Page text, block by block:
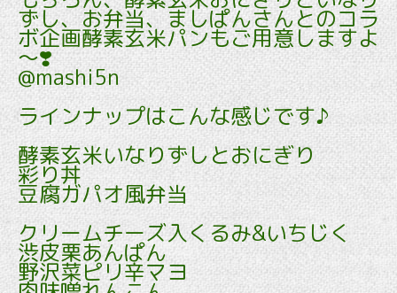
ずし、お弁当、ましぱんさんとのコラ
ボ企画酵素玄米パンもご用意しますよ
～❣️
@mashi5n
ラインナップはこんな感じです♪
酵素玄米いなりずしとおにぎり
彩り丼
豆腐ガパオ風弁当
クリームチーズ入くるみ&いちじく
渋皮栗あんぱん
野沢菜ピリ辛マヨ